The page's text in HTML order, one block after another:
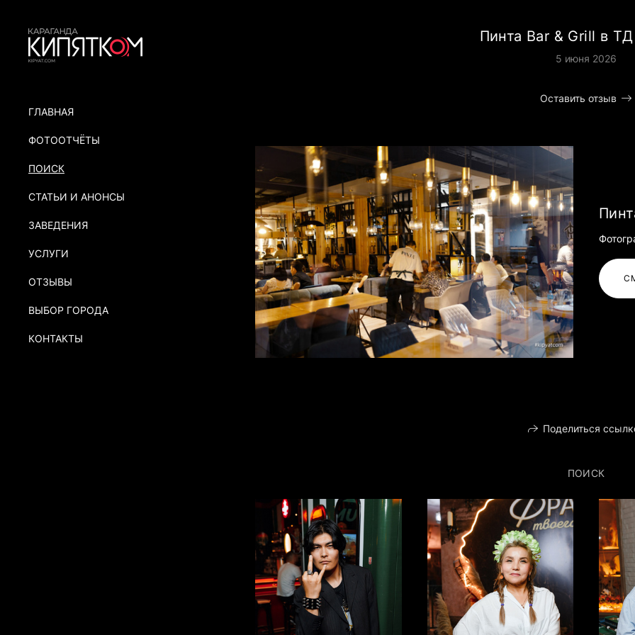
ГЛАВНАЯ
ФОТООТЧЁТЫ
ПОИСК
СТАТЬИ И АНОНСЫ
ЗАВЕДЕНИЯ
УСЛУГИ
ОТЗЫВЫ
ВЫБОР ГОРОДА
КОНТАКТЫ
Пинта Bar & Grill в
5 июня 2026
Оставить отзыв
Поделиться
ПОИСК